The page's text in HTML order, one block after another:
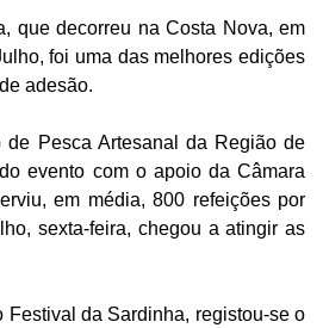
que decorreu na Costa Nova, em
foi uma das melhores edições
adesão.
de Pesca Artesanal da Região de
evento com o apoio da Câmara
em média, 800 refeições por
sexta-feira, chegou a atingir as
Festival da Sardinha, registou-se o